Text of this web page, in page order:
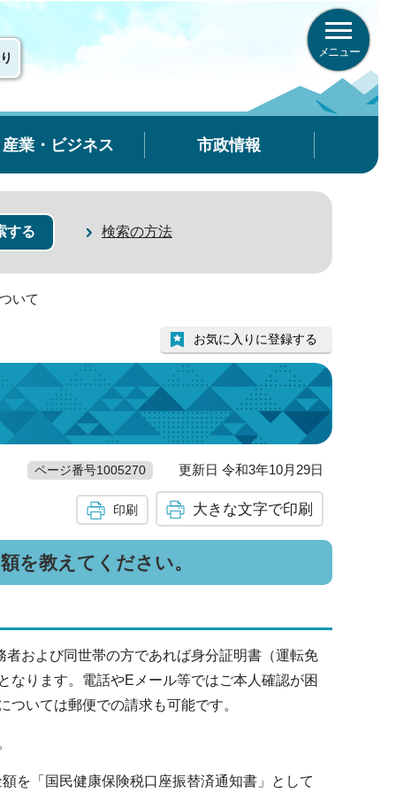
メニュー
産業・ビジネス 市政情報
検索の方法
いて
お気に入りに登録する
ページ番号1005270 更新日 令和3年10月29日
印刷 大きな文字で印刷
を教えてください。
および同世帯の方であれば身分証明書（運転免
なります。電話やEメール等ではご本人確認が困
いては郵便での請求も可能です。
を「国民健康保険税口座振替済通知書」として